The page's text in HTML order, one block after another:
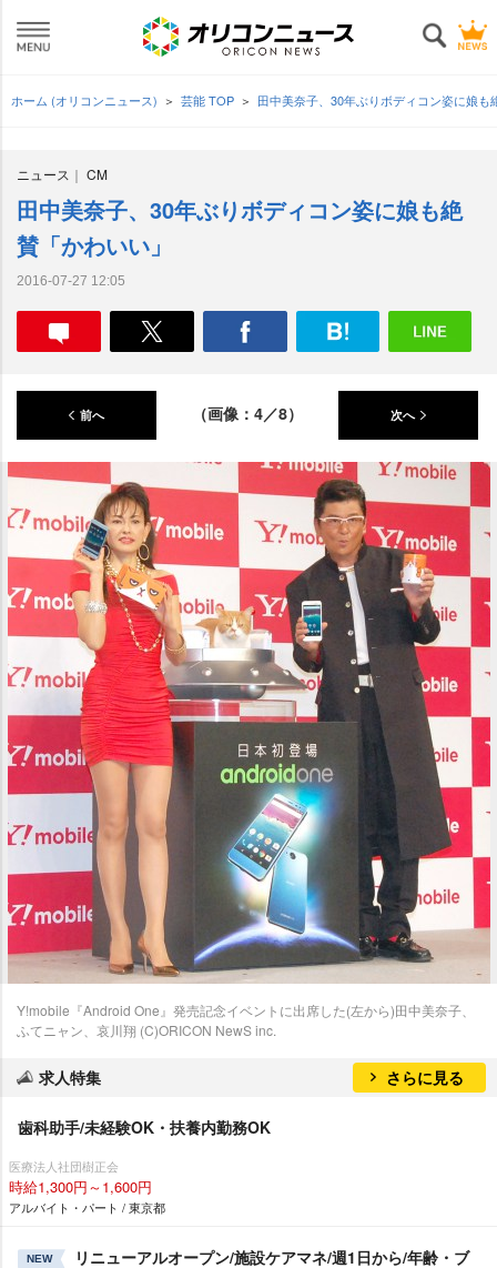
ホーム (オリコンニュース) 芸能 TOP 田中美奈子、30年ぶりボディコン姿に娘
ニュース CM
田中美奈子、30年ぶりボディコン姿に娘も絶
賛「かわいい」
2016-07-27 12:05
前へ （画像：4／8） 次へ
Y!mobile『Android One』発売記念イベントに出席した(左から)田中美奈子、
ふてニャン、哀川翔 (C)ORICON NewS inc.
求人特集 さらに見る
歯科助手/未経験OK・扶養内勤務OK
医療法人社団樹正会
時給1,300円～1,600円
アルバイト・パート / 東京都
NEW
リニューアルオープン/施設ケアマネ/週1日から/年齢・ブ